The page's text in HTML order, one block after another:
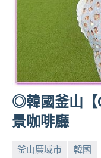
節
來
賓、
News
金
號
◎韓國釜山【
景咖啡廳
釜山廣域市 韓國